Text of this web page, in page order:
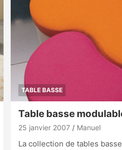
TABLE BASSE
Table basse
25 janvier 2007 Manuel
La collection de tables